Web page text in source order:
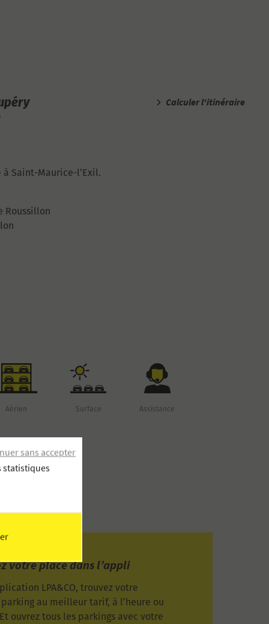
Calculer l'itinéraire
Saint-Maurice-l’Exil.
Roussillon
Aérien Surface Assistance
votre place dans l’appli
LPA&CO, trouvez votre
au meilleur tarif, à l’heure ou
ouvrez tous les parkings avec votre
statistiques
sans accepter